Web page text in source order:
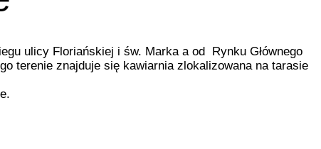
ulicy Floriańskiej i św. Marka a od Rynku Głównego
terenie znajduje się kawiarnia zlokalizowana na tarasie